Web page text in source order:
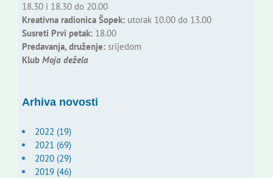
18.30 i 18.30 do 20.00
Kreativna radionica Šopek:utorak 10.00 do 13.00
Susreti Prvi petak:18.00
Predavanja, druženje:srijedom
Klub Moja dežela
Arhiva novosti
2022 (19)
2021 (69)
2020 (29)
2019 (46)